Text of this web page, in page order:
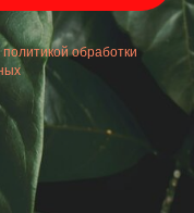
политикой обработки